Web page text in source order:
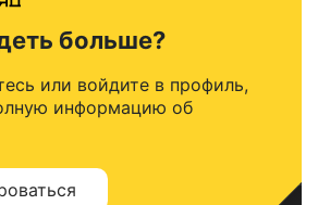
больше?
или войдите в профиль,
информацию об